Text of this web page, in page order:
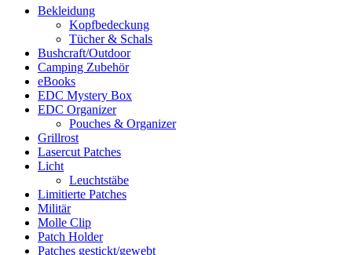
Bekleidung
Kopfbedeckung
Tücher & Schals
Bushcraft/Outdoor
Camping Zubehör
eBooks
EDC Mystery Box
EDC Organizer
Pouches & Organizer
Grillrost
Lasercut Patches
Licht
Leuchtstäbe
Limitierte Patches
Militär
Molle Clip
Patch Holder
Patches gestickt/gewebt